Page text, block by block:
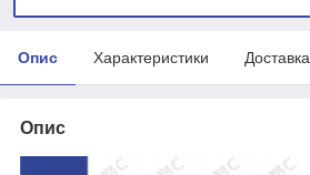
Опис Характеристики Доставка
Опис